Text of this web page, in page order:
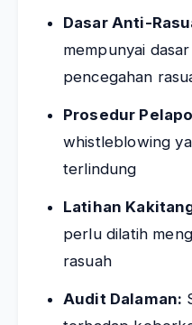
Dasar Anti-
mempunyai
pencegahan
Prosedur
whistleblowing
terlindung
Latihan
perlu dilatih
rasuah
Audit Dalaman: